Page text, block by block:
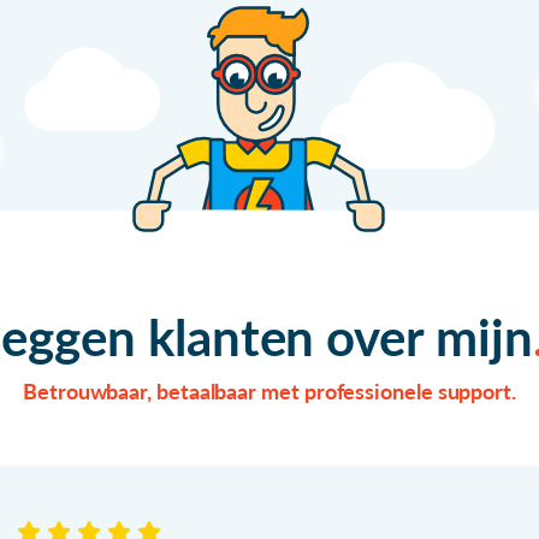
klanten over mijn
Betrouwbaar, betaalbaar met professionele support.